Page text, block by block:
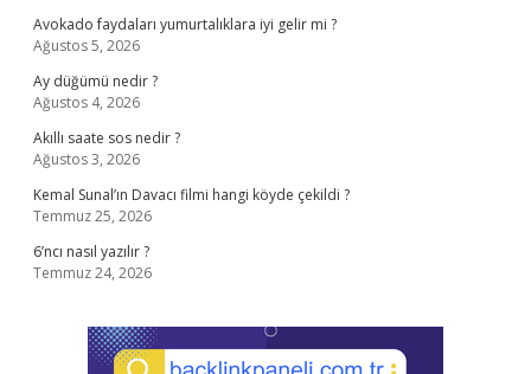
Avokado faydaları yumurtalıklara iyi gelir mi ?
Ağustos 5, 2026
Ay düğümü nedir ?
Ağustos 4, 2026
Akıllı saate sos nedir ?
Ağustos 3, 2026
Kemal Sunal’ın Davacı filmi hangi köyde çekildi ?
Temmuz 25, 2026
6’ncı nasıl yazılır ?
Temmuz 24, 2026